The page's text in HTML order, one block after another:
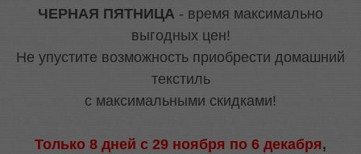
ЧЕРНАЯ ПЯТНИЦА - время максимально
выгодных цен!
Не упустите возможность приобрести домашний
текстиль
с максимальными скидками!
Только 8 дней с 29 ноября по 6 декабря,